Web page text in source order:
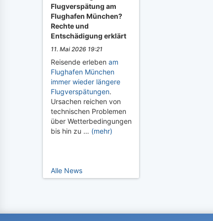
Flugverspätung am
Flughafen München?
Rechte und
Entschädigung erklärt
11. Mai 2026 19:21
Reisende erleben am
Flughafen München
immer wieder längere
Flugverspätungen.
Ursachen reichen von
technischen Problemen
über Wetterbedingungen
bis hin zu … (mehr)
Alle News